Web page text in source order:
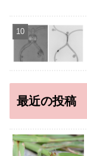
最近の投稿